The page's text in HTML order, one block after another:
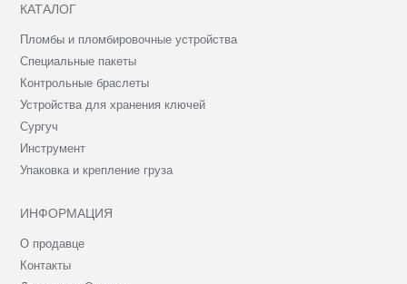
КАТАЛОГ
Пломбы и пломбировочные устройства
Специальные пакеты
Контрольные браслеты
Устройства для хранения ключей
Сургуч
Инструмент
Упаковка и крепление груза
ИНФОРМАЦИЯ
О продавце
Контакты